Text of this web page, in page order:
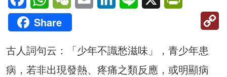
Share
古人詞句云：「少年不識愁滋味」，青少年患
病，若非出現發熱、疼痛之類反應，或明顯病